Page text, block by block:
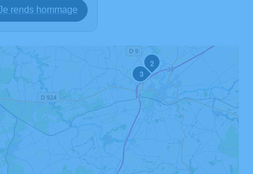
rends hommage
2
3